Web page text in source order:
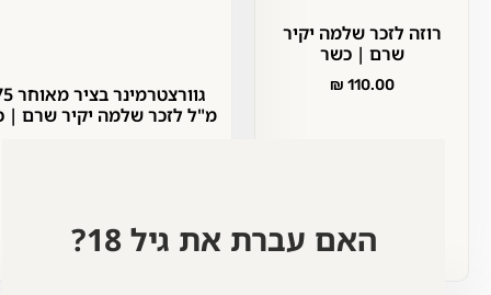
רוזה לזכר שלמה יקיר
שרם | כשר
₪110.00
גוורצטרמינר בציר מאוחר 375
מ"ל לזכר שלמה יקיר שרם | כשר
הוספה לסלהאם עברת את גיל 18?